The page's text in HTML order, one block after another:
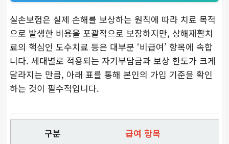
실손보험은 실제 손해를 보상하는 원칙에 따라 치료 목적
으로 발생한 비용을 포괄적으로 보장하지만, 상해재활치
료의 핵심인 도수치료 등은 대부분 ‘비급여’ 항목에 속합
니다. 세대별로 적용되는 자기부담금과 보상 한도가 크게
달라지는 만큼, 아래 표를 통해 본인의 가입 기준을 확인
하는 것이 필수적입니다.
급여 항목